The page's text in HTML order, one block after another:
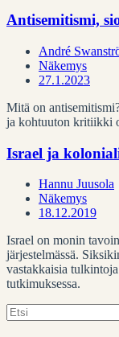
Antisemitismi,
André
Näkemys
27.1.2023
Mitä on
ja kohtuuton kritiikki
Israel ja
Hannu Juusola
Näkemys
18.12.2019
Israel on monin
järjestelmässä.
vastakkaisia
tutkimuksessa.
Search
for: